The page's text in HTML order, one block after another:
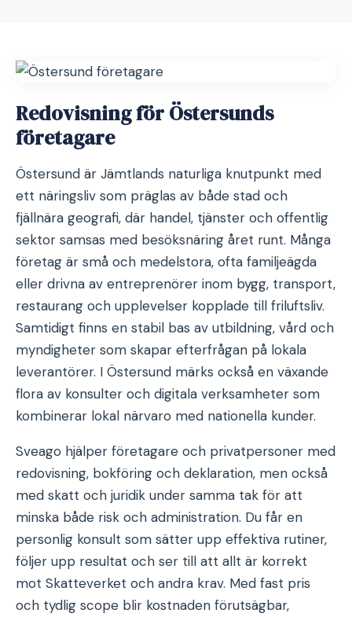
Redovisning för Östersunds
företagare
Östersund är Jämtlands naturliga knutpunkt med
ett näringsliv som präglas av både stad och
fjällnära geografi, där handel, tjänster och offentlig
sektor samsas med besöksnäring året runt. Många
företag är små och medelstora, ofta familjeägda
eller drivna av entreprenörer inom bygg, transport,
restaurang och upplevelser kopplade till friluftsliv.
Samtidigt finns en stabil bas av utbildning, vård och
myndigheter som skapar efterfrågan på lokala
leverantörer. I Östersund märks också en växande
flora av konsulter och digitala verksamheter som
kombinerar lokal närvaro med nationella kunder.
Sveago hjälper företagare och privatpersoner med
redovisning, bokföring och deklaration, men också
med skatt och juridik under samma tak för att
minska både risk och administration. Du får en
personlig konsult som sätter upp effektiva rutiner,
följer upp resultat och ser till att allt är korrekt
mot Skatteverket och andra krav. Med fast pris
och tydlig scope blir kostnaden förutsägbar,